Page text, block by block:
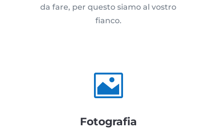
da fare, per questo siamo al vostro
fianco.

Fotografia